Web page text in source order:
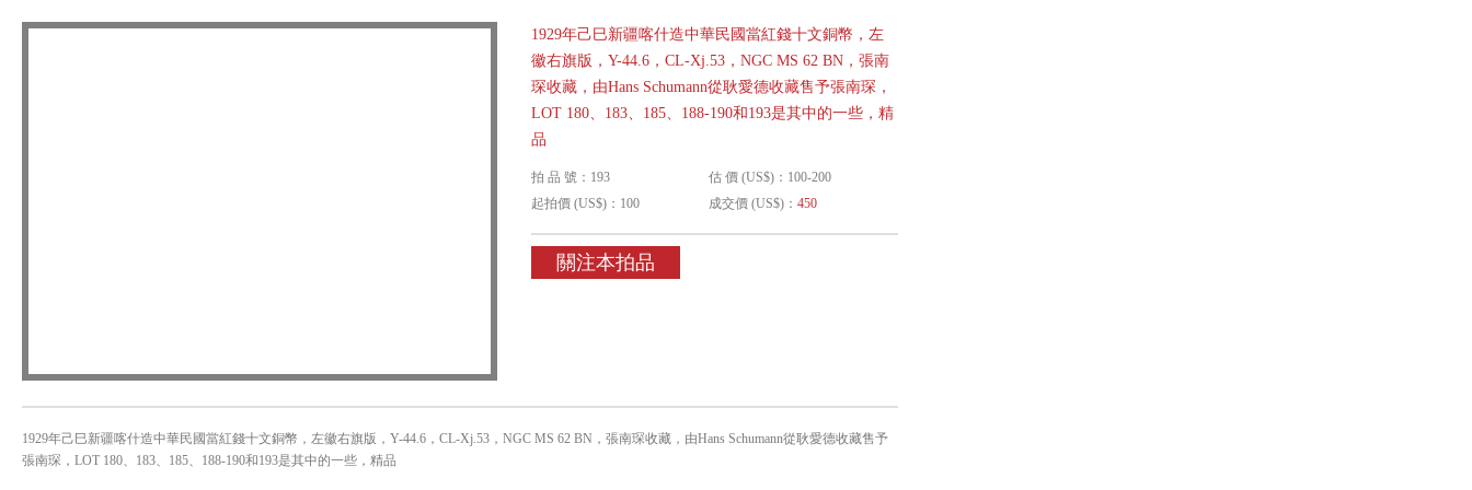
1929年己巳新疆喀什造中華民國當紅錢十文銅幣，左
徽右旗版，Y-44.6，CL-Xj.53，NGC MS 62 BN，張南
琛收藏，由Hans Schumann從耿愛德收藏售予張南琛，
LOT 180、183、185、188-190和193是其中的一些，精
品
拍 品 號：193
估 價 (US$)：100-200
起拍價 (US$)：100
成交價 (US$)： 450
關注本拍品
1929年己巳新疆喀什造中華民國當紅錢十文銅幣，左徽右旗版，Y-44.6，CL-Xj.53，NGC MS 62 BN，張南琛收藏，由Hans Schumann從耿愛德收藏售予
張南琛，LOT 180、183、185、188-190和193是其中的一些，精品